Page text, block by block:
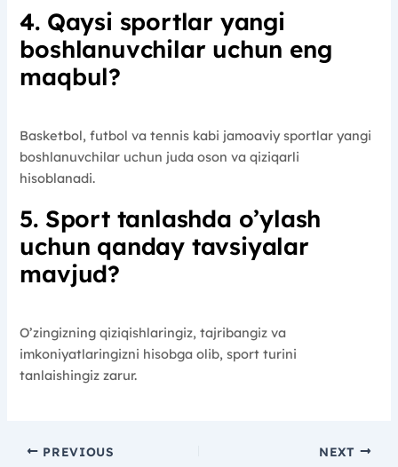
4. Qaysi sportlar yangi
boshlanuvchilar uchun eng
maqbul?
Basketbol, futbol va tennis kabi jamoaviy sportlar yangi
boshlanuvchilar uchun juda oson va qiziqarli
hisoblanadi.
5. Sport tanlashda o’ylash
uchun qanday tavsiyalar
mavjud?
O’zingizning qiziqishlaringiz, tajribangiz va
imkoniyatlaringizni hisobga olib, sport turini
tanlaishingiz zarur.
PREVIOUS NEXT